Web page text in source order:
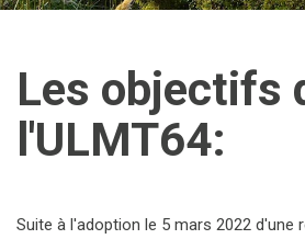
Les objectifs
l'ULMT64:
Suite à l'adoption le 5 mars 2022 d'une